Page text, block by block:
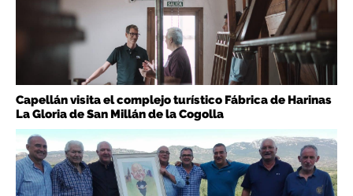
Capellán visita el complejo turístico Fábrica de Harinas
La Gloria de San Millán de la Cogolla